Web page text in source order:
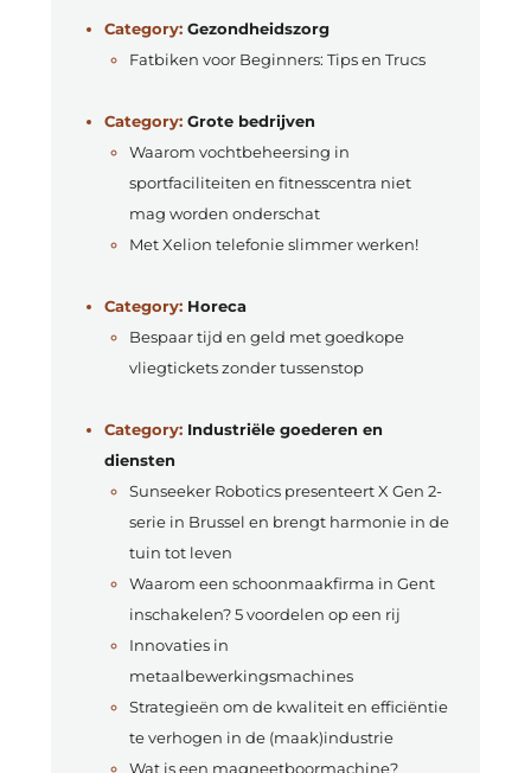
Category:Gezondheidszorg
Fatbiken voor Beginners: Tips en Trucs
Category:Grote bedrijven
Waarom vochtbeheersing in
sportfaciliteiten en fitnesscentra niet
mag worden onderschat
Met Xelion telefonie slimmer werken!
Category: Horeca
Bespaar tijd en geld met goedkope
vliegtickets zonder tussenstop
Category: Industriële goederen en
diensten
Sunseeker Robotics presenteert X Gen 2-
serie in Brussel en brengt harmonie in de
tuin tot leven
Waarom een schoonmaakfirma in Gent
inschakelen? 5 voordelen op een rij
Innovaties in
metaalbewerkingsmachines
Strategieën om de kwaliteit en efficiëntie
te verhogen in de (maak)industrie
Wat is een magneetboormachine?